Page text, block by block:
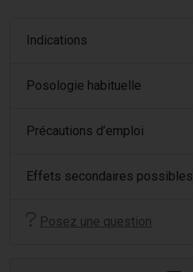
Indications
Posologie habituelle
Précautions d’emploi
Effets secondaires possibles
Posez une question